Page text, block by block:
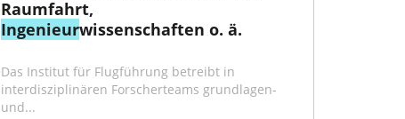
Ingenieurwissenschaften o. ä.
Das Institut für Flugführung betreibt in
interdisziplinären Forscherteams grundlagen-
und...